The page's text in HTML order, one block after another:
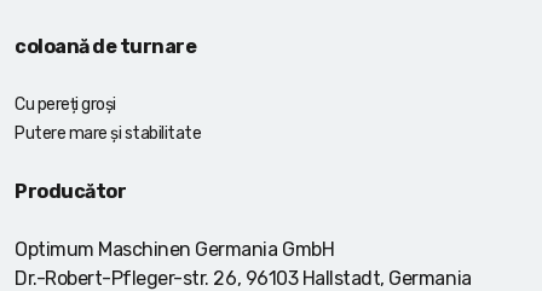
coloană de turnare
Cu pereți groși
Putere mare și stabilitate
Producător
Optimum Maschinen Germania GmbH
Dr.-Robert-Pfleger-str. 26, 96103 Hallstadt, Germania